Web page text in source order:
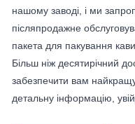
нашому заводі, і ми
післяпродажне
пакета для пакування
Більш ніж десятирічний
забезпечити вам
детальну інформацію,